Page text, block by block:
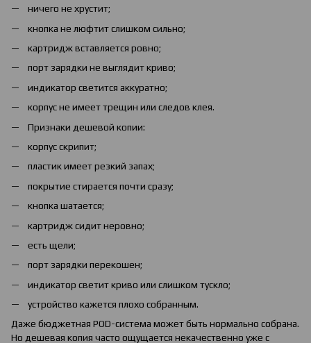
ничего не хрустит;
кнопка не люфтит слишком сильно;
картридж вставляется ровно;
порт зарядки не выглядит криво;
индикатор светится аккуратно;
корпус не имеет трещин или следов клея.
Признаки дешевой копии:
корпус скрипит;
пластик имеет резкий запах;
покрытие стирается почти сразу;
кнопка шатается;
картридж сидит неровно;
есть щели;
порт зарядки перекошен;
индикатор светит криво или слишком тускло;
устройство кажется плохо собранным.
Даже бюджетная POD-система может быть нормально собрана.
Но дешевая копия часто ощущается некачественно уже с